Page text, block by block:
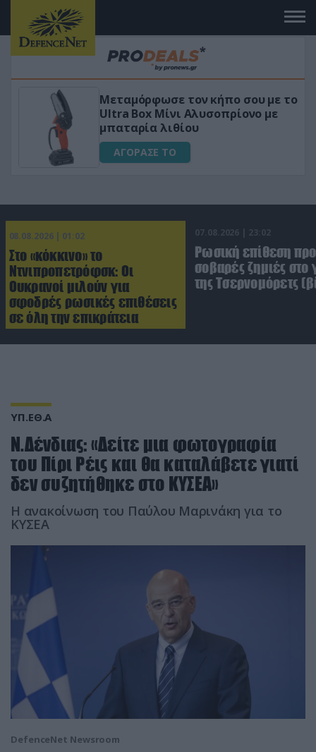
Μεταμόρφωσε τον κήπο σου με το
Ultra Box Μίνι Αλυσοπρίονο με
μπαταρία λιθίου
ΑΓΟΡΑΣΕ ΤΟ
08.08.2026 | 01:02
Στο «κόκκινο» το
Ντνιπροπετρόφσκ: Οι
Ουκρανοί μιλούν για
σφοδρές ρωσικές επιθέσεις
σε όλη την επικράτεια
07.08.2026 | 23:02
Ρωσική επίθεση
σοβαρές ζημιές στο
της Τσερνομόρετς
ΥΠ.ΕΘ.Α
Ν.Δένδιας: «Δείτε μια φωτογραφία
του Πίρι Ρέις και θα καταλάβετε γιατί
δεν συζητήθηκε στο ΚΥΣΕΑ»
Η ανακοίνωση του Παύλου Μαρινάκη για το
ΚΥΣΕΑ
DefenceNet Newsroom